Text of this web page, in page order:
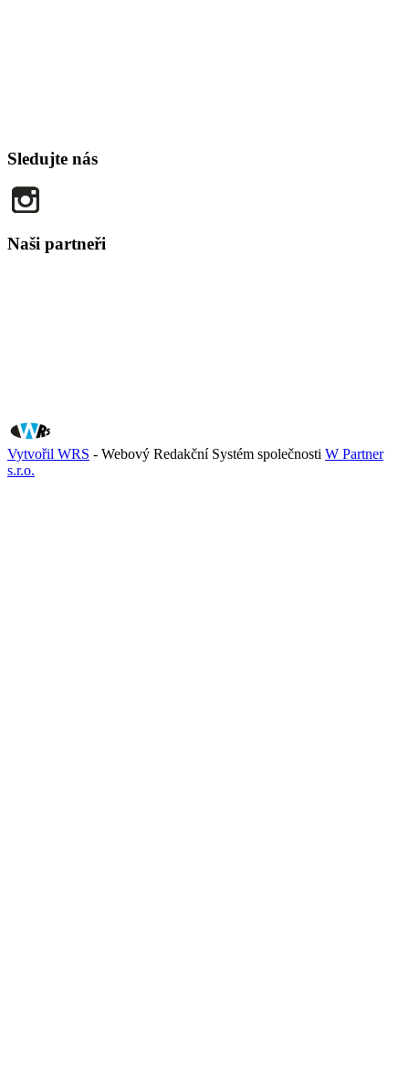
Sledujte nás
Naši partneři
Vytvořil WRS - Webový Redakční Systém společnosti W Partner
s.r.o.